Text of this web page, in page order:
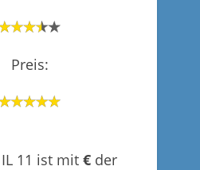
Preis:
11 ist mit € der